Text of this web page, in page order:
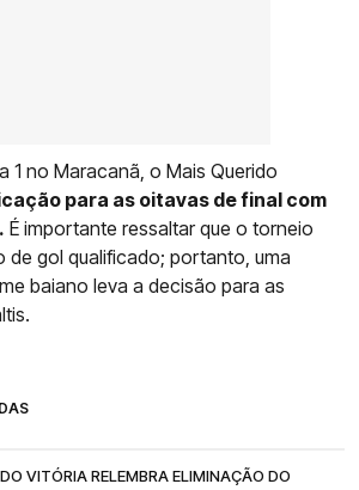
1 no Maracanã, o Mais Querido
para as oitavas de final com
É importante ressaltar que o torneio
de gol qualificado; portanto, uma
baiano leva a decisão para as
VITÓRIA RELEMBRA ELIMINAÇÃO DO